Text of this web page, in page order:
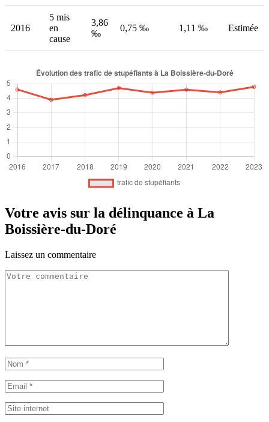
2016
5 mis
en
cause
3,86
‰
0,75 ‰ 1,11 ‰ Estimée
Votre avis sur la délinquance à La
Boissière-du-Doré
Laissez un commentaire